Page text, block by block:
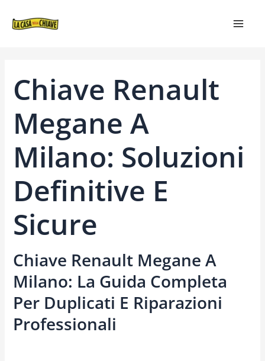
Chiave Renault
Megane A
Milano: Soluzioni
Definitive E
Sicure
Chiave Renault Megane A
Milano: La Guida Completa
Per Duplicati E Riparazioni
Professionali
ARTICOLI